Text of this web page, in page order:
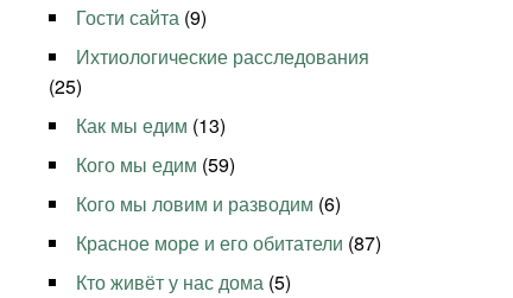
Гости сайта (9)
Ихтиологические расследования
(25)
Как мы едим (13)
Кого мы едим (59)
Кого мы ловим и разводим (6)
Красное море и его обитатели (87)
Кто живёт у нас дома (5)